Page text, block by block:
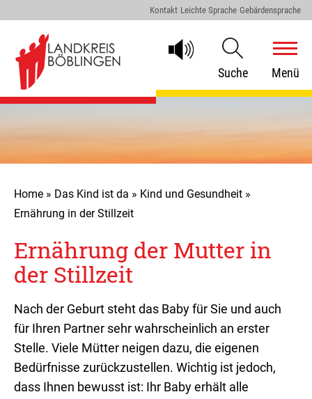
Kontakt Leichte Sprache Gebärdensprache
Suche Menü
Home » Das Kind ist da » Kind und Gesundheit »
Ernährung in der Stillzeit
Ernährung der Mutter in
der Stillzeit
Nach der Geburt steht das Baby für Sie und auch
für Ihren Partner sehr wahrscheinlich an erster
Stelle. Viele Mütter neigen dazu, die eigenen
Bedürfnisse zurückzustellen. Wichtig ist jedoch,
dass Ihnen bewusst ist: Ihr Baby erhält alle